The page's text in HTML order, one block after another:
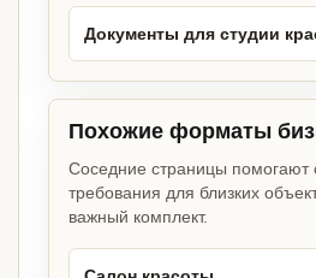
Документы для студии
Похожие форматы
Соседние страницы помогают
требования для близких
важный комплект.